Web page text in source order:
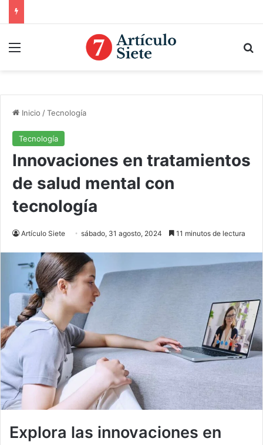
Menú
Inicio /Tecnología
Tecnología
Innovaciones en tratamientos
de salud mental con
tecnología
Artículo Siete sábado, 31 agosto, 2024 11 minutos de lectura
Explora las innovaciones en